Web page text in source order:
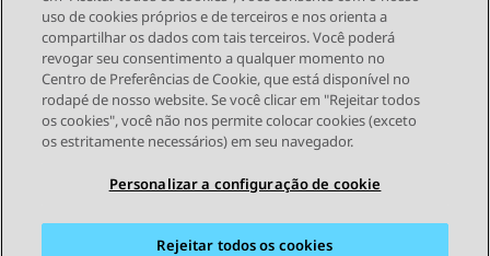
Topic navigation
Tópico anterior Próximo tópico
STAY CONNECTED
uso de cookies próprios e de terceiros e nos orienta a
compartilhar os dados com tais terceiros. Você poderá
revogar seu consentimento a qualquer momento no
Centro de Preferências de Cookie, que está disponível no
rodapé de nosso website. Se você clicar em "Rejeitar todos
os cookies", você não nos permite colocar cookies (exceto
os estritamente necessários) em seu navegador.
Personalizar a configuração de cookie
Rejeitar todos os cookies